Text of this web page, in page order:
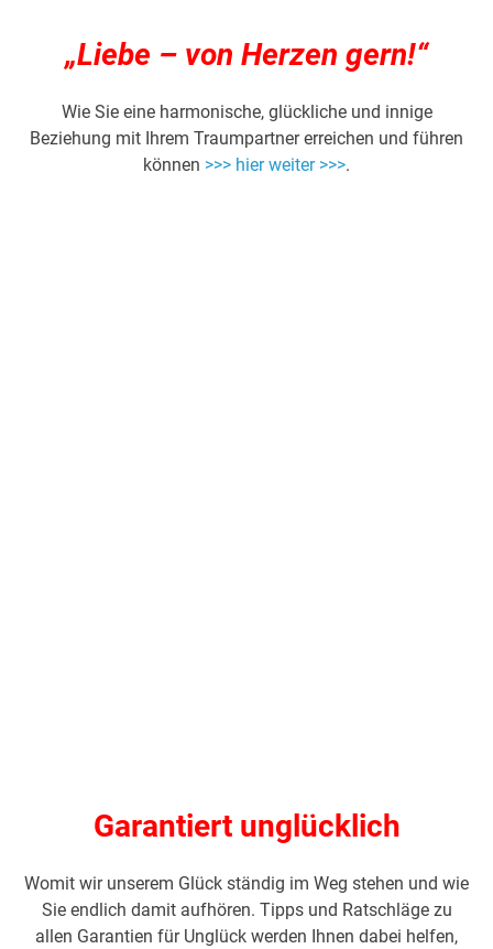
„Liebe – von Herzen gern!“
Wie Sie eine harmonische, glückliche und innige
Beziehung mit Ihrem Traumpartner erreichen und führen
können >>> hier weiter >>>.
Garantiert unglücklich
Womit wir unserem Glück ständig im Weg stehen und wie
Sie endlich damit aufhören. Tipps und Ratschläge zu
allen Garantien für Unglück werden Ihnen dabei helfen,